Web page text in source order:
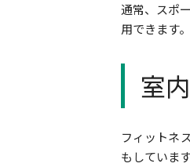
通常、スポ
用できます
室
フィットネ
もしていま